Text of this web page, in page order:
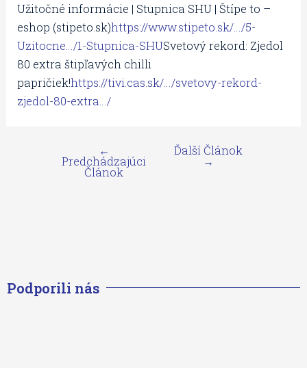
Užitočné informácie | Stupnica SHU | Štípe to –
eshop (stipeto.sk)https://www.stipeto.sk/…/5-
Uzitocne…/1-Stupnica-SHUSvetový rekord: Zjedol
80 extra štipľavých chilli
papričiek!https://tivi.cas.sk/…/svetovy-rekord-
zjedol-80-extra…/
←
Predchádzajúci
Článok
Ďalší Článok
→
Podporili nás